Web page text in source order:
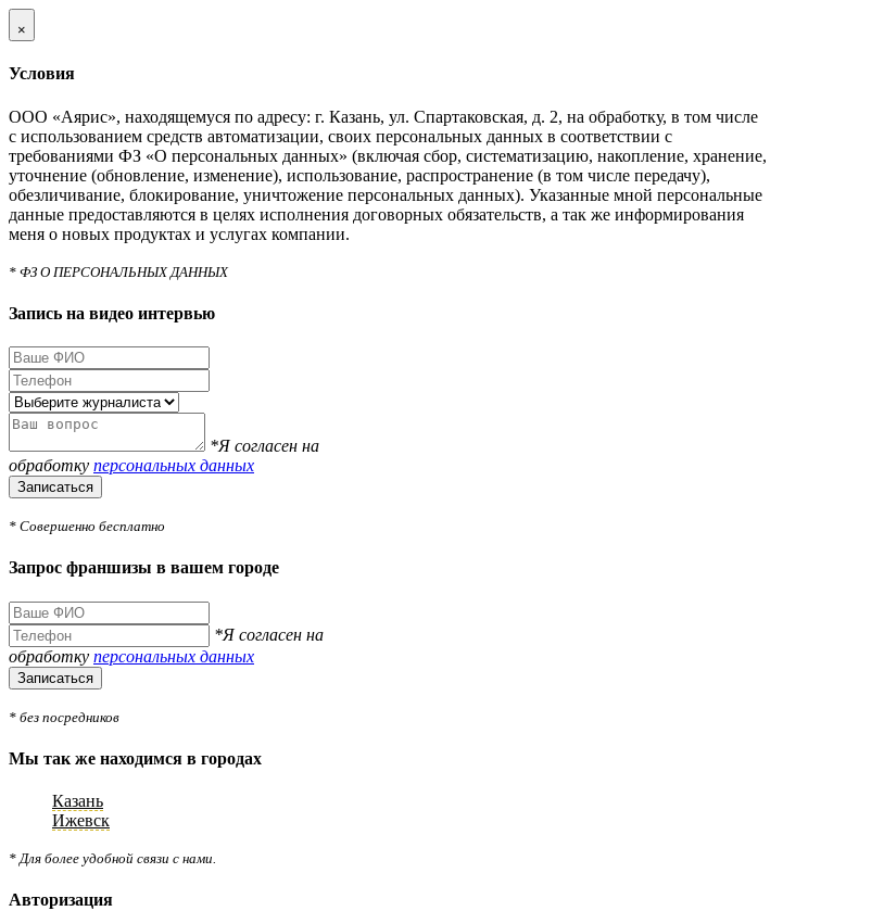
×
Условия
ООО «Аярис», находящемуся по адресу: г. Казань, ул. Спартаковская, д. 2, на обработку, в том числе
с использованием средств автоматизации, своих персональных данных в соответствии с
требованиями ФЗ «О персональных данных» (включая сбор, систематизацию, накопление, хранение,
уточнение (обновление, изменение), использование, распространение (в том числе передачу),
обезличивание, блокирование, уничтожение персональных данных). Указанные мной персональные
данные предоставляются в целях исполнения договорных обязательств, а так же информирования
меня о новых продуктах и услугах компании.
* ФЗ О ПЕРСОНАЛЬНЫХ ДАННЫХ
Запись на видео интервью
*Я согласен на
обработку персональных данных
Записаться
* Совершенно бесплатно
Запрос франшизы в вашем городе
*Я согласен на
обработку персональных данных
Записаться
* без посредников
Мы так же находимся в городах
Казань
Ижевск
* Для более удобной связи с нами.
Авторизация